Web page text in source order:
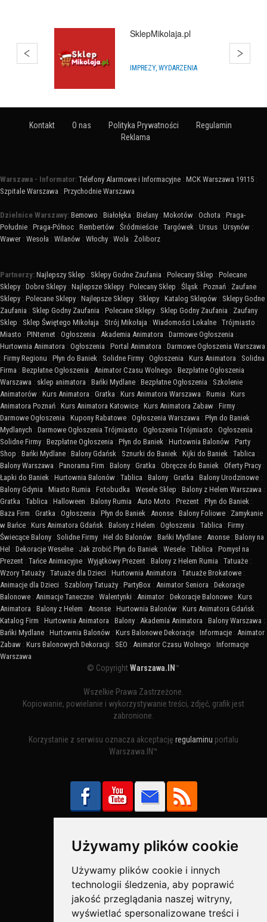
Używamy plików cookie
Używamy plików cookie i innych
technologii śledzenia, aby poprawić
jakość przeglądania naszej witryny,
wyświetlać spersonalizowane treści i
Balony Konin
ARTYKUŁY NA IMPREZY
Kontakt O nas Polityka Prywatności
Regulamin
Reklama
Warszawa - Informator: Telefony Alarmowe i Informacyjne : MCK Warszawa 19115 :
Szpitale Warszawa : Przychodnie Warszawa
Dzielnice Warszawy: Bemowo : Białołęka : Bielany : Mokotów : Ochota : Praga-
Południe : Praga-Północ : Rembertów : Śródmieście : Targówek : Ursus : Ursynów :
Wawer : Wesoła : Wilanów : Włochy : Wola : Żoliborz
Partnerzy: Najlepszy Sklep : Sklepy Godne Zaufania : Polecany Sklep : Polecane
Sklepy : Dobre Sklepy : Najlepsze Sklepy : Polecany Sklep : Śląsk : Poznań : Zaufane
Sklepy : Polecane Sklepy : Najlepsze Sklepy : Sklepy : Katalog Sklepów : Sklepy Godne
Zaufania : Sklep Godny Zaufania : Polecane Sklepy : Sklep Godny Zaufania : Zaufany
Sklep : Sklep Świętego Mikołaja : Strój Mikołaja : Wiadomości Lokalne : Trójmiasto :
Miasto : PINternet : Ogłoszenia : Akademia Animatora : Darmowe Ogłoszenia :
Hurtownia Animatora : Ogłoszenia : Portal Animatora : Darmowe Ogłoszenia Warszawa
: Firmy Regionu : Płyn do Baniek : Solidne Firmy : Ogłoszenia : Kurs Animatora : Solidna
Firma : Bezpłatne Ogłoszenia : Animator Czasu Wolnego : Bezpłatne Ogłoszenia
Warszawa : sklep animatora : Bańki Mydlane : Bezpłatne Ogłoszenia : Szkolenie
Animatorów : Kurs Animatora : Gratka : Kurs Animatora Warszawa : Rumia : Kurs
Animatora Poznań : Kurs Animatora Katowice : Kurs Animatora Zabaw : Firmy :
Darmowe Ogłoszenia : Kupony Rabatowe : Ogłoszenia Warszawa : Płyn do Baniek
Mydlanych : Darmowe Ogłoszenia Trójmiasto : Ogłoszenia Trójmiasto : Ogłoszenia :
Solidne Firmy : Bezpłatne Ogłoszenia : Płyn do Baniek : Hurtownia Balonów : Party
Shop : Bańki Mydlane : Balony Gdańsk : Sznurki do Baniek : Kijki do Baniek : Tablica :
Balony Warszawa : Panorama Firm : Balony : Gratka : Obręcze do Baniek : Oferty Pracy :
Łapki do Baniek : Hurtownia Balonów : Tablica : Balony : Gratka : Balony Urodzinowe :
Balony Gdynia : Miasto Rumia : Fotobudka : Wesele Sklep : Balony z Helem Warszawa :
Gratka : Tablica : Halloween : Balony Rumia : Auto Moto : Prezent : Płyn do Baniek :
Baza Firm : Gratka : Ogłoszenia : Płyn do Baniek : Anonse : Balony Foliowe : Zamykanie
w Bańce : Kurs Animatora Gdańsk : Balony z Helem : Ogłoszenia : Tablica : Firmy :
Świecące Balony : Solidne Firmy : Hel do Balonów : Bańki Mydlane : Anonse : Balony na
Hel : Dekoracje Weselne : Jak zrobić Płyn do Baniek : Wesele : Tablica : Pomysł na
Prezent : Tańce Animacyjne : Wyjątkowy Prezent : Balony z Helem Rumia : Tatuaże :
Wzory Tatuaży : Tatuaże dla Dzieci : Hurtownia Animatora : Tatuaże Brokatowe :
Animacje dla Dzieci : Szablony Tatuaży : PartyBox : Animator Seniora : Dekoracje
Balonowe : Animacje Taneczne : Walentynki : Animator : Dekoracje Balonowe : Kurs
Animatora : Balony z Helem : Anonse : Hurtownia Balonów : Kurs Animatora Gdańsk :
Katalog Firm : Hurtownia Animatora : Balony : Akademia Animatora : Balony Warszawa :
Bańki Mydlane : Hurtownia Balonów : Kurs Balonowe Dekoracje : Informacje : Animator
Zabaw : Kurs Balonowych Dekoracji : SEO : Animator Czasu Wolnego : Informacje
Warszawa
© CopyrightWarszawa.IN ™
Wszelkie Prawa Zastrzeżone.
Kopiowanie, powielanie i wykorzystywanie treści, zdjęć, grafik jest
zabronione.
Korzystanie z serwisu oznacza akceptację regulaminu portalu
Warszawa.IN™
Bezpieczne Płatności obsługuje: